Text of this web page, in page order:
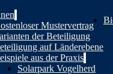
Mustervertrag
der Beteiligung
auf Länderebene
aus der Praxis
Solarpark Vogelherd